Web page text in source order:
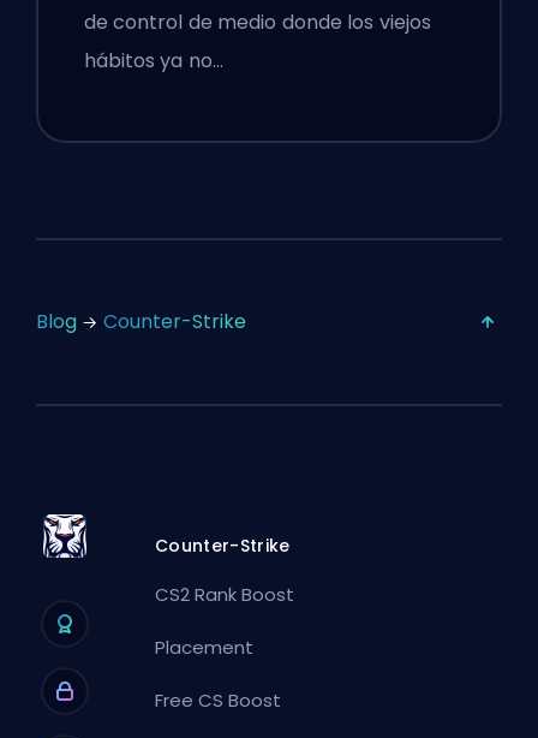
de control de medio donde los viejos
hábitos ya no…
Blog Counter-Strike
Counter-Strike
CS2 Rank Boost
Placement
Free CS Boost